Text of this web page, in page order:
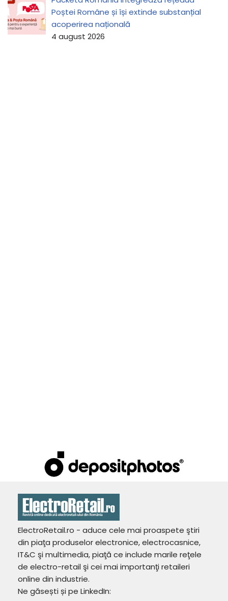
Poștei Române și își extinde substanțial
acoperirea națională
4 august 2026
ElectroRetail.ro - aduce cele mai proaspete ştiri
din piaţa produselor electronice, electrocasnice,
IT&C şi multimedia, piaţă ce include marile reţele
de electro-retail şi cei mai importanţi retaileri
online din industrie.
Ne găsești și pe LinkedIn: